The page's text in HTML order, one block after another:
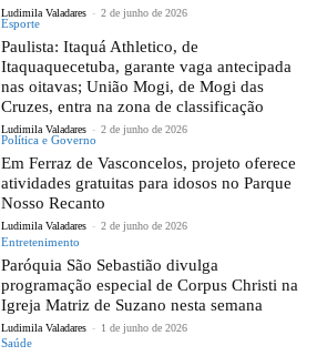
Ludimila Valadares - 2 de junho de 2026
Esporte
Paulista: Itaquá Athletico, de
Itaquaquecetuba, garante vaga antecipada
nas oitavas; União Mogi, de Mogi das
Cruzes, entra na zona de classificação
Ludimila Valadares - 2 de junho de 2026
Política e Governo
Em Ferraz de Vasconcelos, projeto oferece
atividades gratuitas para idosos no Parque
Nosso Recanto
Ludimila Valadares - 2 de junho de 2026
Entretenimento
Paróquia São Sebastião divulga
programação especial de Corpus Christi na
Igreja Matriz de Suzano nesta semana
Ludimila Valadares - 1 de junho de 2026
Saúde